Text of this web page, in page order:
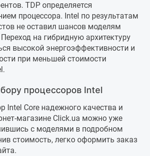
TDP определяется
процессора. Intel по результатам
не оставил шансов моделям
на гибридную архитектуру
высокой энергоэффективности и
при меньшей стоимости
процессоров Intel
Intel Core надежного качества и
магазине Click.ua можно уже
с моделями в подробном
стоимость, легко оформить заказ